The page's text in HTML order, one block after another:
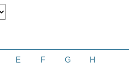
E F G H